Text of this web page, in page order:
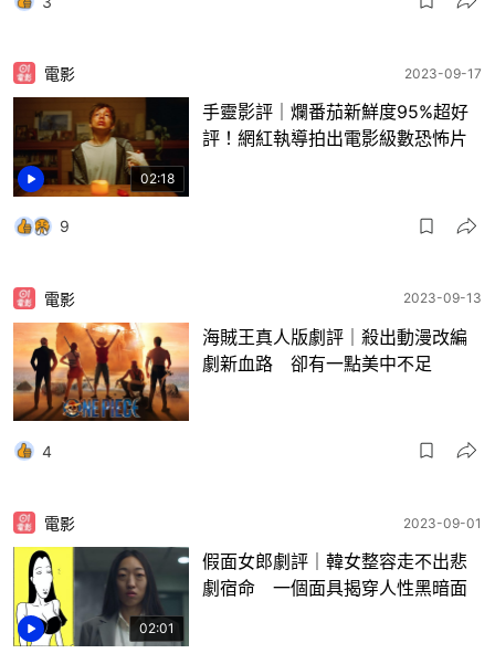
02:18
電影 2023-09-17
手靈影評｜爛番茄新鮮度95%超好
評！網紅執導拍出電影級數恐怖片
9
電影 2023-09-13
海賊王真人版劇評｜殺出動漫改編
劇新血路 卻有一點美中不足
4
02:01
電影 2023-09-01
假面女郎劇評｜韓女整容走不出悲
劇宿命 一個面具揭穿人性黑暗面